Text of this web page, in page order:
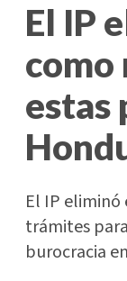
El IP
como
estas
El IP eliminó
trámites
burocracia